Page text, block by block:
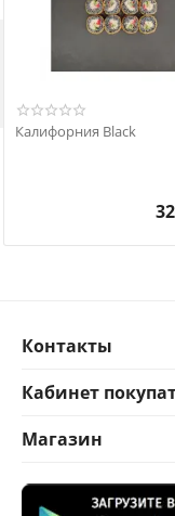
Калифорния Black
Контакты
Кабинет
Магазин